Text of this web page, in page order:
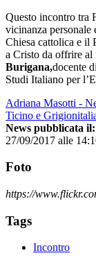
Questo incontro tra
vicinanza personale
Chiesa cattolica e il
a Cristo da offrire al
Burigana,docente
Studi Italiano per
Adriana Masotti -
Ticino e
News pubblicata il:
27/09/2017 alle
Foto
https://
Tags
Incontro